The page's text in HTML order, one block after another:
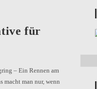
für
– Ein Rennen am
macht man nur, wenn